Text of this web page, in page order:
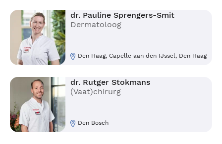
dr. Pauline Sprengers-Smit
Dermatoloog
Den Haag, Capelle aan den IJssel, Den Haag
dr. Rutger Stokmans
(Vaat)chirurg
Den Bosch